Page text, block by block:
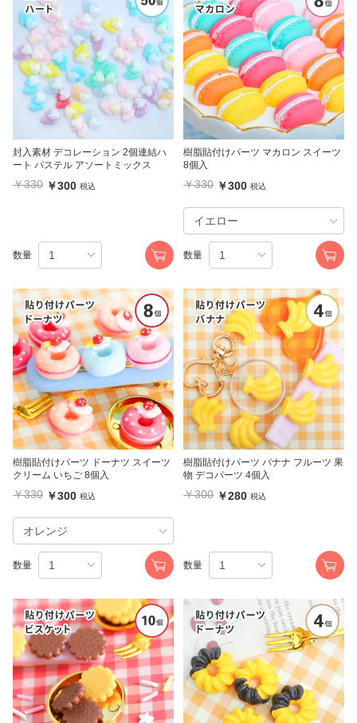
封入素材 デコレーション 2個連結ハ
ート パステル アソートミックス
￥330 ￥300 税込
数量
樹脂貼付けパーツ マカロン スイーツ
8個入
￥330 ￥300 税込
数量
樹脂貼付けパーツ ドーナツ スイーツ
クリーム いちご 8個入
￥330 ￥300 税込
数量
樹脂貼付けパーツ バナナ フルーツ 果
物 デコパーツ 4個入
￥300 ￥280 税込
数量